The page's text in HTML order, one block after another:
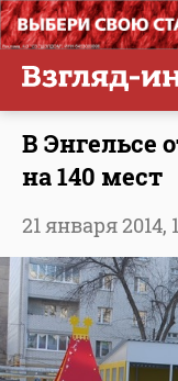
В Энгельсе
на 140 мест
21 января 2014,